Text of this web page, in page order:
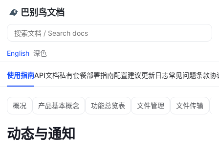
巴别鸟文档
搜
索
English 深色
使用指南API文档私有套餐部署指南配置建议更新日志常见问题条款协
概况 产品基本概念 功能总览表 文件管理 文件传输
动态与通知